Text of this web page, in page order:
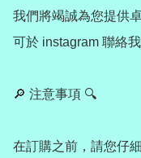
我們將竭誠為您提供
可於 instagram 聯絡
🔎 注意事項 🔍
在訂購之前，請您仔